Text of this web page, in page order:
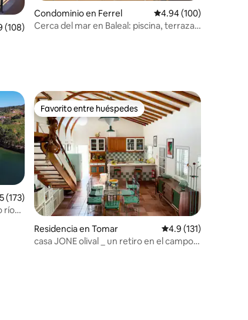
promedio: 4.99 de 5; 108 evaluaciones
(108)
Condominio en Ferrel Calificación promedio:
4.94 (100)
Cerca del mar en Baleal: piscina, terraza,
promedio: 4.85 de 5; 173 evaluaciones
(173)
río
Favorito entre huéspedes
Favorito entre huéspedes
Residencia en Tomar Calificación
4.9 (131)
casa JONE olival _ un retiro en el campo